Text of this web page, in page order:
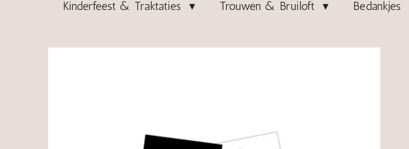
Kinderfeest & Traktaties Trouwen & Bruiloft Bedankjes